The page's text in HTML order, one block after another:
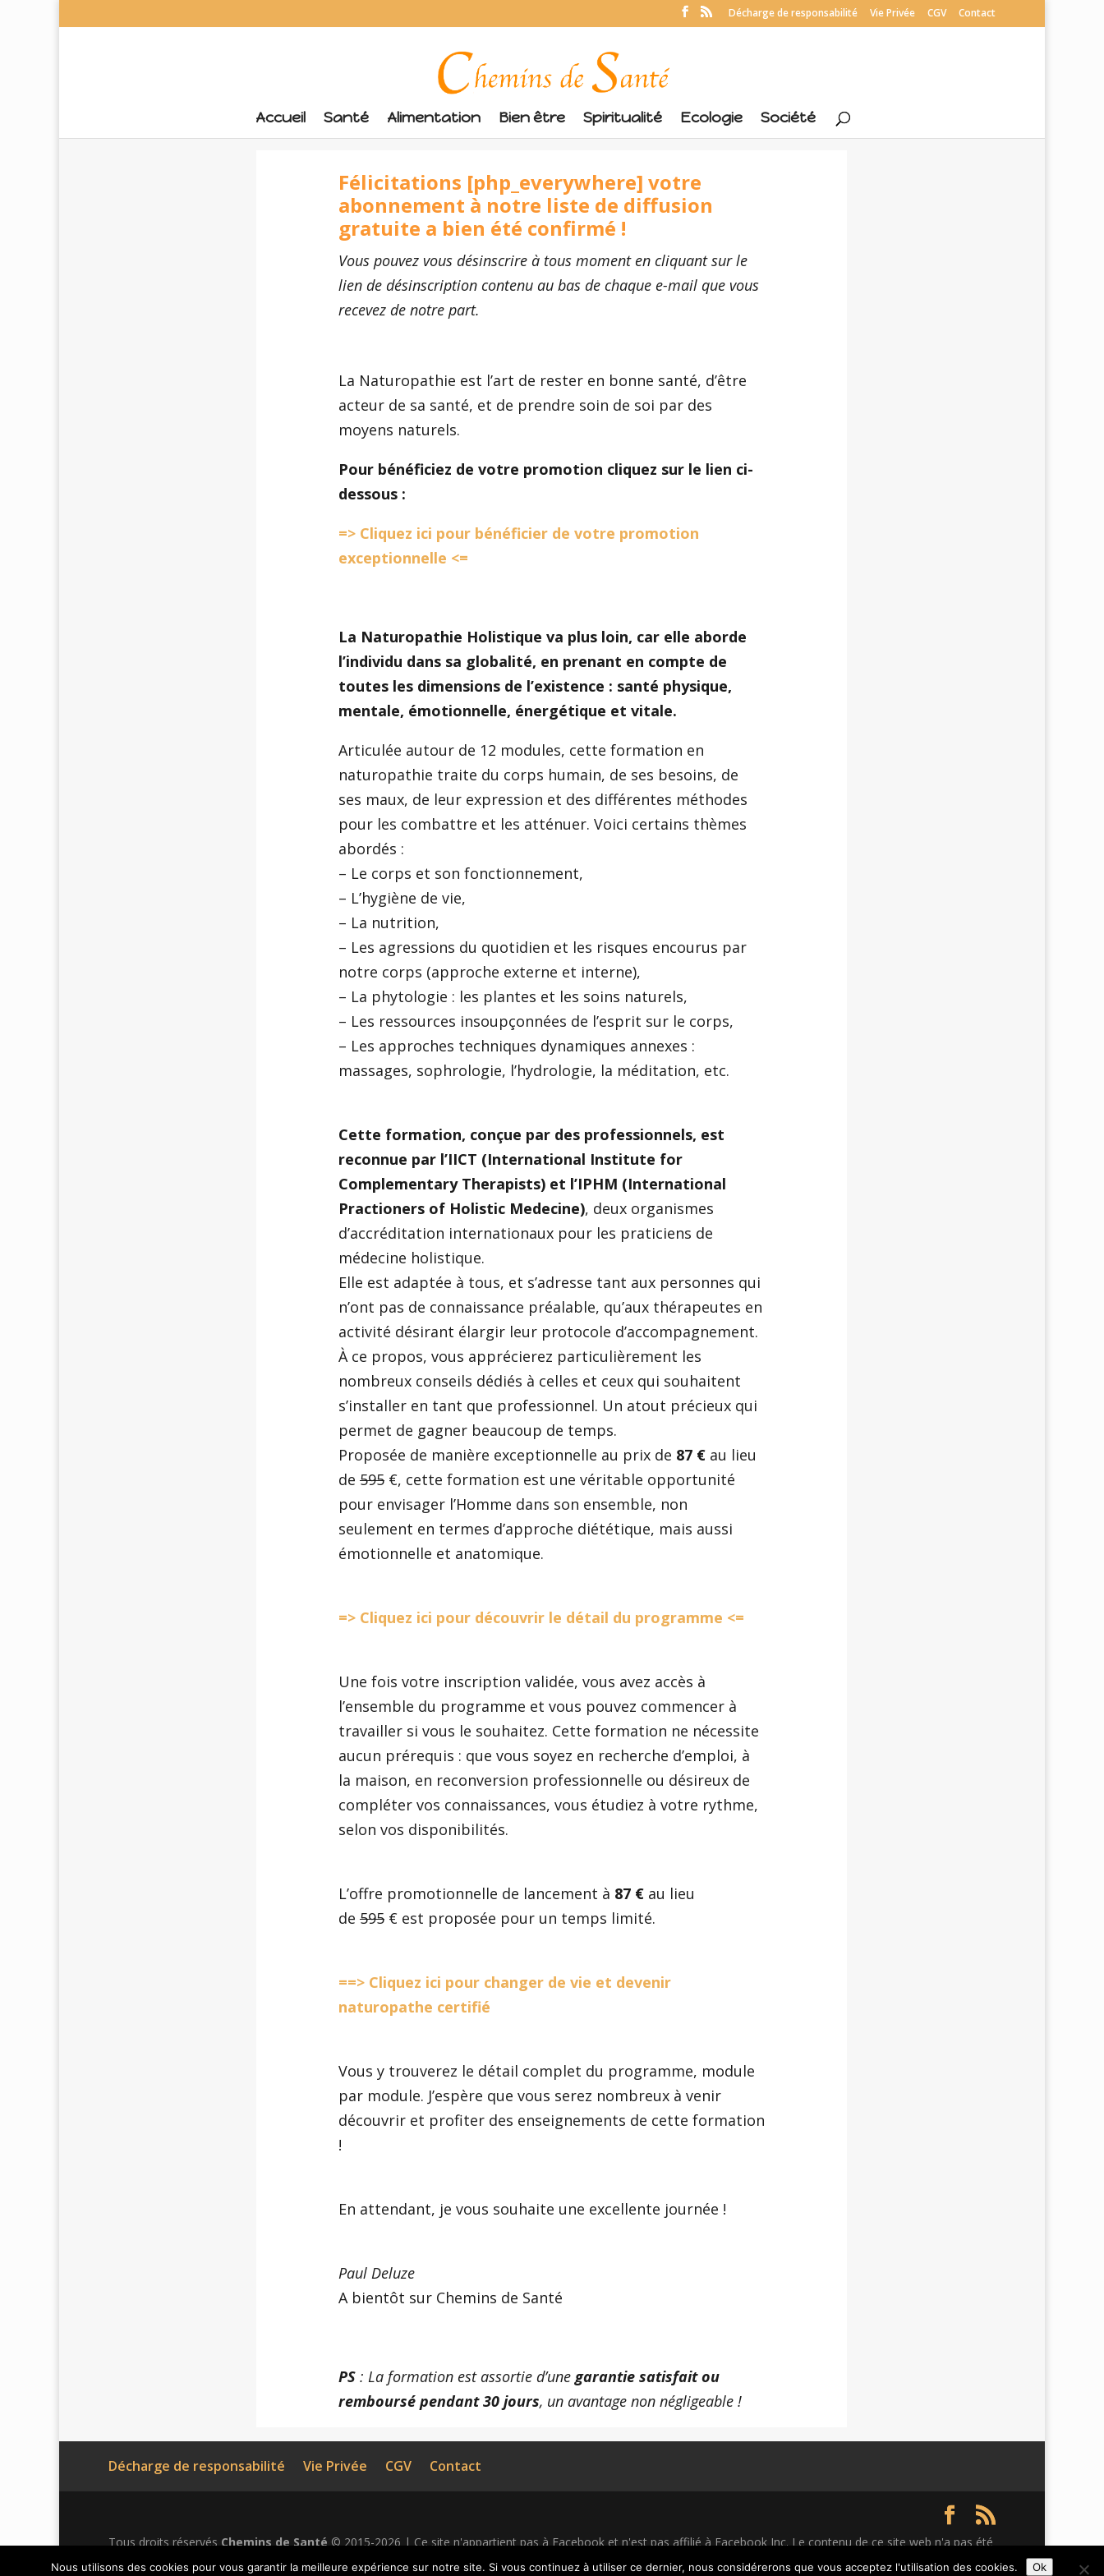
Décharge de responsabilité Vie Privée CGV Contact
Accueil Santé Alimentation Bien être Spiritualité Ecologie Société
Félicitations [php_everywhere] votre
abonnement à notre liste de diffusion
gratuite a bien été confirmé !
Vous pouvez vous désinscrire à tous moment en cliquant sur le
lien de désinscription contenu au bas de chaque e-mail que vous
recevez de notre part.
La Naturopathie est l’art de rester en bonne santé, d’être
acteur de sa santé, et de prendre soin de soi par des
moyens naturels.
Pour bénéficiez de votre promotion cliquez sur le lien ci-
dessous :
=> Cliquez ici pour bénéficier de votre promotion
exceptionnelle <=
La Naturopathie Holistique va plus loin, car elle aborde
l’individu dans sa globalité, en prenant en compte de
toutes les dimensions de l’existence : santé physique,
mentale, émotionnelle, énergétique et vitale.
Articulée autour de 12 modules, cette formation en
naturopathie traite du corps humain, de ses besoins, de
ses maux, de leur expression et des différentes méthodes
pour les combattre et les atténuer. Voici certains thèmes
abordés :
– Le corps et son fonctionnement,
– L’hygiène de vie,
– La nutrition,
– Les agressions du quotidien et les risques encourus par
notre corps (approche externe et interne),
– La phytologie : les plantes et les soins naturels,
– Les ressources insoupçonnées de l’esprit sur le corps,
– Les approches techniques dynamiques annexes :
massages, sophrologie, l’hydrologie, la méditation, etc.
Cette formation, conçue par des professionnels, est
reconnue par l’IICT (International Institute for
Complementary Therapists) et l’IPHM (International
Practioners of Holistic Medecine), deux organismes
d’accréditation internationaux pour les praticiens de
médecine holistique.
Elle est adaptée à tous, et s’adresse tant aux personnes qui
n’ont pas de connaissance préalable, qu’aux thérapeutes en
activité désirant élargir leur protocole d’accompagnement.
À ce propos, vous apprécierez particulièrement les
nombreux conseils dédiés à celles et ceux qui souhaitent
s’installer en tant que professionnel. Un atout précieux qui
permet de gagner beaucoup de temps.
Proposée de manière exceptionnelle au prix de 87 €au lieu
de 595€, cette formation est une véritable opportunité
pour envisager l’Homme dans son ensemble, non
seulement en termes d’approche diététique, mais aussi
émotionnelle et anatomique.
=> Cliquez ici pour découvrir le détail du programme <=
Une fois votre inscription validée, vous avez accès à
l’ensemble du programme et vous pouvez commencer à
travailler si vous le souhaitez. Cette formation ne nécessite
aucun prérequis : que vous soyez en recherche d’emploi, à
la maison, en reconversion professionnelle ou désireux de
compléter vos connaissances, vous étudiez à votre rythme,
selon vos disponibilités.
L’offre promotionnelle de lancement à 87 €au lieu
de 595€ est proposée pour un temps limité.
==> Cliquez ici pour changer de vie et devenir
naturopathe certifié
Vous y trouverez le détail complet du programme, module
par module. J’espère que vous serez nombreux à venir
découvrir et profiter des enseignements de cette formation
!
En attendant, je vous souhaite une excellente journée !
Paul Deluze
A bientôt sur Chemins de Santé
PS: La formation est assortie d’une garantie satisfait ou
remboursé pendant 30 jours, un avantage non négligeable !
Décharge de responsabilité Vie Privée CGV Contact
Tous droits réservés Chemins de Santé © 2015-2026 | Ce site n'appartient pas à Facebook et n'est pas affilié à Facebook Inc. Le contenu de ce site web n'a pas été
vérifié par Facebook. Facebook est une marque déposée de Facebook Inc.
Nous utilisons des cookies pour vous garantir la meilleure expérience sur notre site. Si vous continuez à utiliser ce dernier, nous considérerons que vous acceptez l'utilisation des cookies. Ok